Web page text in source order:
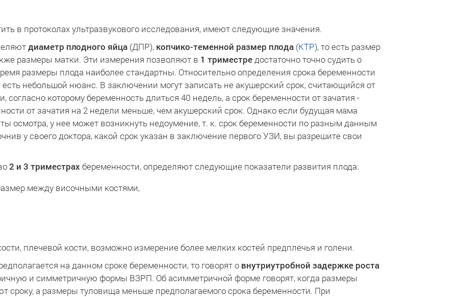
в протоколах ультразвукового исследования, имеют следующие значения.
диаметр плодного яйца (ДПР), копчико-теменной размер плода (КТР), то есть размер
размеры матки. Эти измерения позволяют в 1 триместредостаточно точно судить о
размеры плода наиболее стандартны. Относительно определения срока беременности
небольшой нюанс. В заключении могут записать не акушерский срок, считающийся от
согласно которому беременность длиться 40 недель, а срок беременности от зачатия -
от зачатия на 2 недели меньше, чем акушерский срок. Однако если будущая мама
осмотра, у нее может возникнуть недоумение, т. к. срок беременности по разным данным
у своего доктора, какой срок указан в заключение первого УЗИ, вы разрешите свои
2 и 3 триместрах беременности, определяют следующие показатели развития плода:
между височными костями,
плечевой кости, возможно измерение более мелких костей предплечья и голени.
на данном сроке беременности, то говорят о внутриутробной задержке роста
и симметричную формы ВЗРП. Об асимметричной форме говорят, когда размеры
сроку, а размеры туловища меньше предполагаемого срока беременности. При